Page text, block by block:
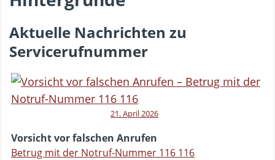
Aktuelle Nachrichten zu
Servicerufnummer
21. April 2026
Vorsicht vor falschen Anrufen
Betrug mit der Notruf-Nummer 116 116